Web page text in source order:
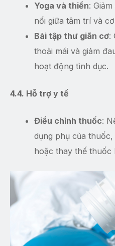
Yoga và thiền:
nối giữa tâm trí và
Bài tập thư giãn cơ:
thoải mái và giảm
hoạt động tình dục.
4.4. Hỗ trợ y tế
Điều chỉnh thuốc:
dụng phụ của
hoặc thay thế thuốc